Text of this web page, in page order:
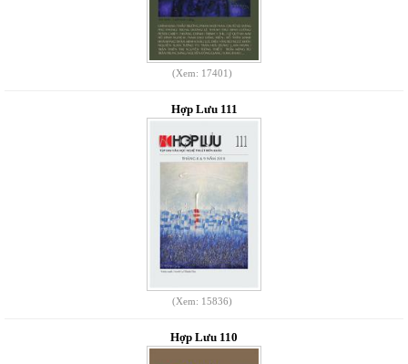
(Xem: 17401)
Hợp Lưu 111
(Xem: 15836)
Hợp Lưu 110